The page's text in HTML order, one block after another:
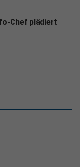
Chef plädiert